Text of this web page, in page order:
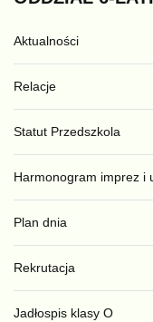
Aktualności
Relacje
Statut Przedszkola
Harmonogram imprez i
Plan dnia
Rekrutacja
Jadłospis klasy O